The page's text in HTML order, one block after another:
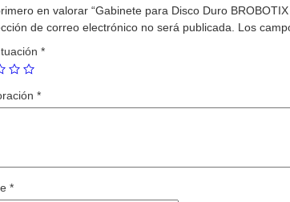
en valorar “Gabinete para Disco Duro
de correo electrónico no será publicada. Los
*
*
*